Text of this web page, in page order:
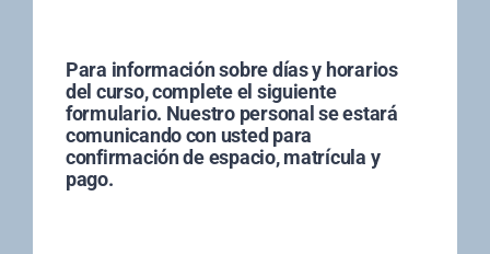
Para información sobre días y horarios
del curso, complete el siguiente
formulario. Nuestro personal se estará
comunicando con usted para
confirmación de espacio, matrícula y
pago.